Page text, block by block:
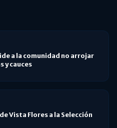
a la comunidad no arrojar
y cauces
Vista Flores a la Selección